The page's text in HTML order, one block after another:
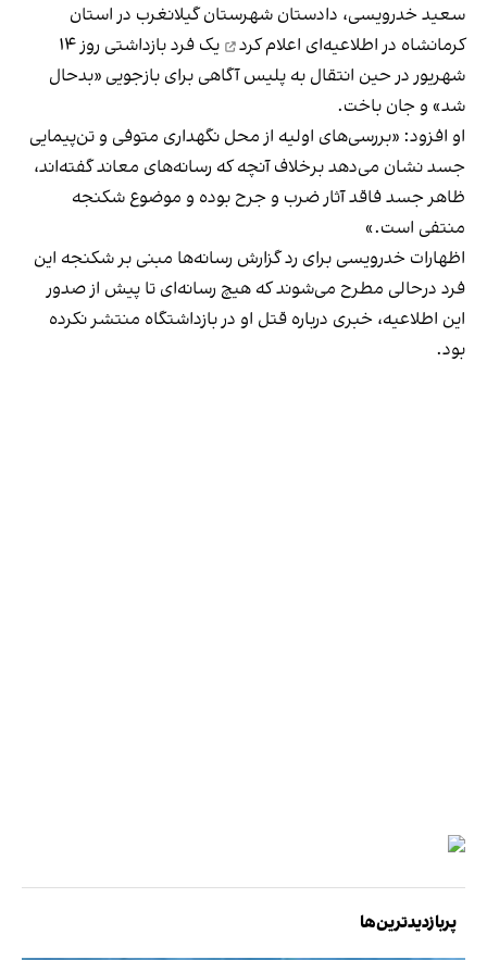
سعید خدرویسی، دادستان شهرستان گیلانغرب در استان
کرمانشاه در اطلاعیه‌ای اعلام کرد
یک فرد بازداشتی روز ۱۴
شهریور در حین انتقال به پلیس آگاهی برای بازجویی «بدحال
شد» و جان باخت.
او افزود: «بررسی‌های اولیه از محل نگهداری متوفی و تن‌پیمایی
جسد نشان می‌دهد برخلاف آنچه که رسانه‌های معاند گفته‌اند،
ظاهر جسد فاقد آثار ضرب و جرح بوده و موضوع شکنجه
منتفی است.»
اظهارات خدرویسی برای رد گزارش‌ رسانه‌ها مبنی بر شکنجه این
فرد درحالی مطرح می‌شوند که هیچ رسانه‌ای تا پیش از صدور
این اطلاعیه، خبری درباره قتل او در بازداشتگاه منتشر نکرده
بود.
پربازدیدترین‌ها